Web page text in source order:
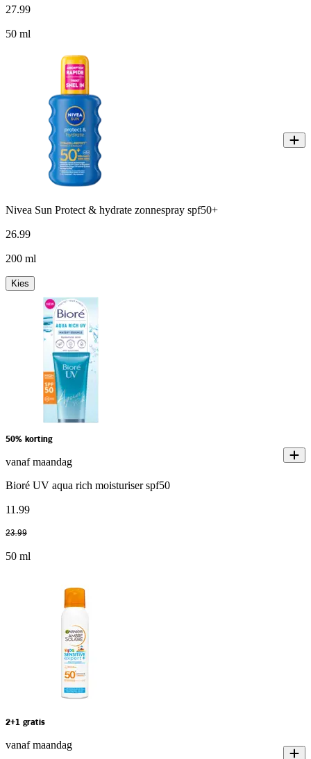
27.99
50 ml
Nivea Sun Protect & hydrate zonnespray spf50+
26.99
200 ml
Kies
50% korting
vanaf maandag
Bioré UV aqua rich moisturiser spf50
11 .99
23.99
50 ml
2+1 gratis
vanaf maandag